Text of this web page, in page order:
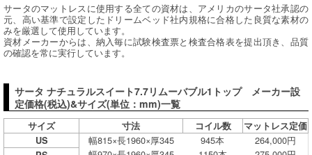
サータのマットレスに使用する全ての資材は、アメリカのサータ社承認の
元、高い基準で設定したドリームベッド社内規格に合格した良質な素材の
みを厳選して使用しています。
資材メーカーからは、納入毎に試験検査票と検査合格表を提出頂き、品質
の確認を常に実行しています。
サータ ナチュラルスイート7.7リムーバブル1トップ メーカー設
定価格(税込)&サイズ(単位：mm)一覧
サイズ 寸法 コイル数
マットレス定価
US
幅815×長1960×厚345 945本 264,000円